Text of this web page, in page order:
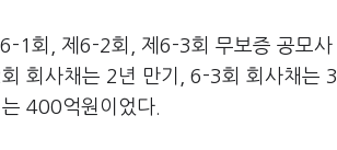
1회, 제6-2회, 제6-3회 무보증 공모사
회사채는 2년 만기, 6-3회 회사채는 3
400억원이었다.